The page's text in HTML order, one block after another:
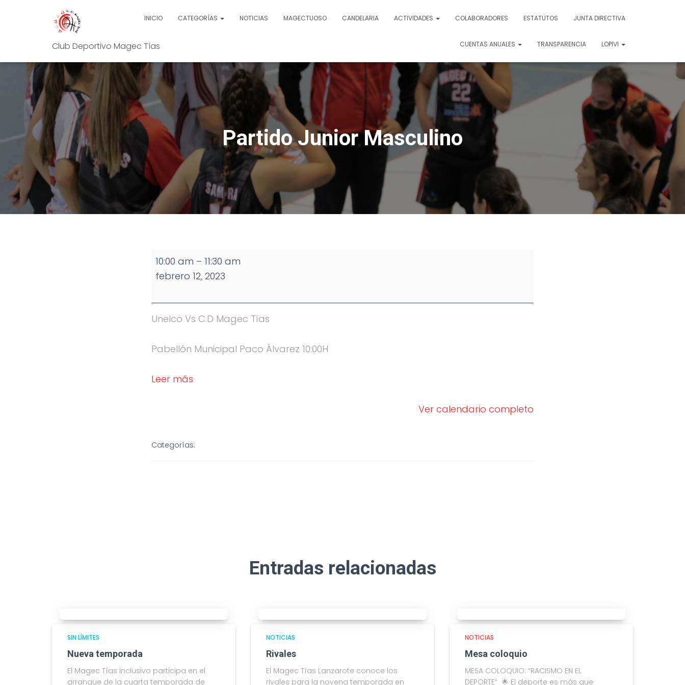
Club Deportivo Magec Tías
INICIO CATEGORÍAS NOTICIAS MAGECTUOSO CANDELARIA ACTIVIDADES COLABORADORES ESTATUTOS JUNTA DIRECTIVA
CUENTAS ANUALES TRANSPARENCIA LOPIVI
Partido Junior Masculino
Partido
Junior
10:00 am – 11:30 am
febrero 12, 2023
Unelco Vs C.D Magec Tías
Pabellón Municipal Paco Álvarez 10:00H
Leer más
Ver calendario completo
Categorías:
Entradas relacionadas
SIN LÍMITES
Nueva temporada
El Magec Tías Inclusivo participa en el
arranque de la cuarta temporada de
NOTICIAS
Rivales
El Magec Tías Lanzarote conoce los
rivales para la novena temporada en
NOTICIAS
Mesa coloquio
MESA COLOQUIO: “RACISMO EN EL
DEPORTE“ 🌟 El deporte es más que